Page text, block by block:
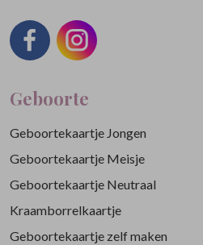
Geboorte
Geboortekaartje Jongen
Geboortekaartje Meisje
Geboortekaartje Neutraal
Kraamborrelkaartje
Geboortekaartje zelf maken